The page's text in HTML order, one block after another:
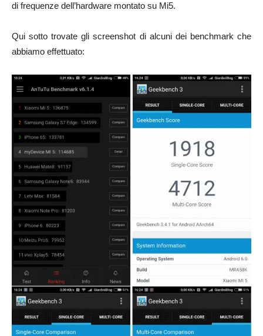
di frequenze dell’hardware montato su Mi5.
Qui sotto trovate gli screenshot di alcuni dei benchmark che
abbiamo effettuato: